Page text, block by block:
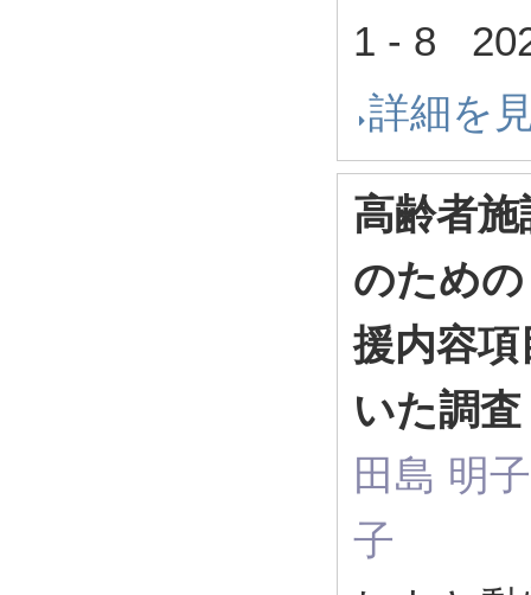
1 - 8
詳細を
高齢者
のため
援内容
いた調査
田島 明
子